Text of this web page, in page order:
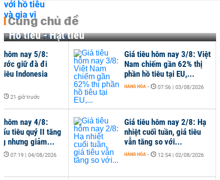
Cùng chủ đề
Hồ tiêu - Hạt tiêu
hôm nay 5/8:
giữ đà đi
Indonesia
21 giờ trước
hôm nay 4/8:
tiêu quý II tăng
nhưng giảm...
07:19 | 04/08/2026
Giá tiêu hôm nay 3/8: Việt
Nam chiếm gần 62% thị
phần hồ tiêu tại EU,...
HÀNG HÓA - 07:56 | 03/08/2026
Giá tiêu hôm nay 2/8: Hạ
nhiệt cuối tuần, giá tiêu
vẫn tăng so với...
HÀNG HÓA - 12:54 | 02/08/2026